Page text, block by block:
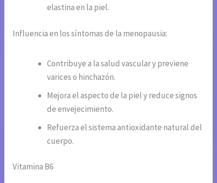
elastina en la piel.
Influencia en los síntomas de la menopausia:
Contribuye a la salud vascular y previene
varices o hinchazón.
Mejora el aspecto de la piel y reduce signos
de envejecimiento.
Refuerza el sistema antioxidante natural del
cuerpo.
Vitamina B6